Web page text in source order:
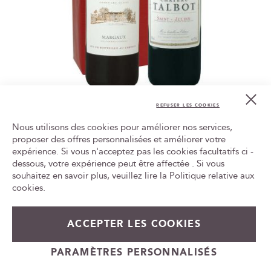
Saint-Julien - Château Talbot et Margaux -
Château Prieuré-Lichine
118,80 €
Ajouter au panier
Nous utilisons des cookies pour améliorer nos services,
proposer des offres personnalisées et améliorer votre
expérience. Si vous n'acceptez pas les cookies facultatifs ci -
dessous, votre expérience peut être affectée . Si vous
souhaitez en savoir plus, veuillez lire la Politique relative aux
cookies.
ACCEPTER LES COOKIES
PARAMÈTRES PERSONNALISÉS
REFUSER LES COOKIES